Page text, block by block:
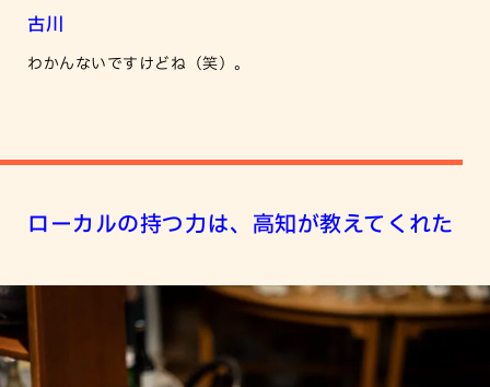
古川
わかんないですけどね（笑）。
ローカルの持つ力は、高知が教えてくれた